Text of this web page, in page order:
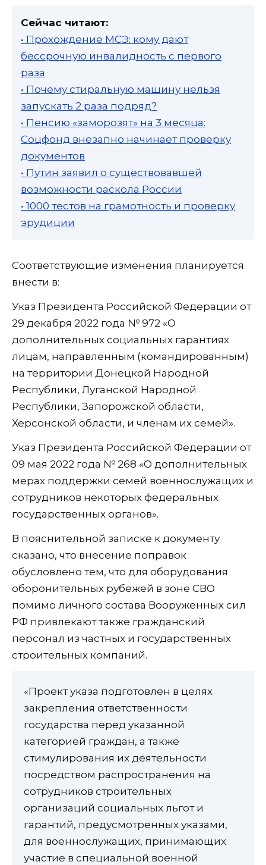
Сейчас читают:
• Прохождение МСЭ: кому дают
бессрочную инвалидность с первого
раза
• Почему стиральную машину нельзя
запускать 2 раза подряд?
• Пенсию «заморозят» на 3 месяца:
Соцфонд внезапно начинает проверку
документов
• Путин заявил о существовавшей
возможности раскола России
• 1000 тестов на грамотность и проверку
эрудиции
Соответствующие изменения планируется
внести в:
Указ Президента Российской Федерации от
29 декабря 2022 года № 972 «О
дополнительных социальных гарантиях
лицам, направленным (командированным)
на территории Донецкой Народной
Республики, Луганской Народной
Республики, Запорожской области,
Херсонской области, и членам их семей».
Указ Президента Российской Федерации от
09 мая 2022 года № 268 ‎«О дополнительных
мерах поддержки семей военнослужащих и
сотрудников некоторых федеральных
государственных органов».
В пояснительной записке к документу
сказано, что внесение поправок
обусловлено тем, что для оборудования
оборонительных рубежей в зоне СВО
помимо личного состава Вооруженных сил
РФ привлекают также гражданский
персонал из частных и государственных
строительных компаний.
«Проект указа подготовлен в целях
закрепления ответственности
государства перед указанной
категорией граждан, а также
стимулирования их деятельности
посредством распространения на
сотрудников строительных
организаций социальных льгот и
гарантий, предусмотренных указами,
для военнослужащих, принимающих
участие в специальной военной